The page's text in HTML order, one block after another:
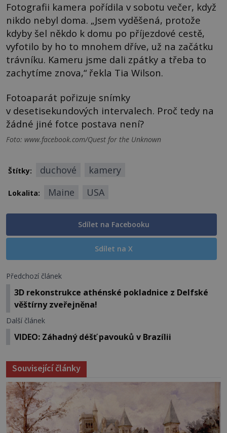
Fotografii kamera pořídila v sobotu večer, když
nikdo nebyl doma. „Jsem vyděšená, protože
kdyby šel někdo k domu po příjezdové cestě,
vyfotilo by ho to mnohem dříve, už na začátku
trávníku. Kameru jsme dali zpátky a třeba to
zachytíme znova,“ řekla Tia Wilson.
Fotoaparát pořizuje snímky
v desetisekundových intervalech. Proč tedy na
žádné jiné fotce postava není?
Foto: www.facebook.com/Quest for the Unknown
Štítky: duchové kamery
Lokalita: Maine USA
Sdílet na Facebooku
Sdílet na X
Předchozí článek
3D rekonstrukce athénské pokladnice z Delfské
věštírny zveřejněna!
Další článek
VIDEO: Záhadný déšť pavouků v Brazílii
Související články